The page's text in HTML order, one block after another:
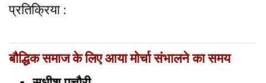
प्रतिक्रिया :
बौद्धिक समाज के लिए आया मोर्चा संभालने का समय